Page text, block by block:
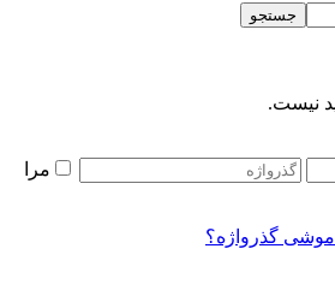
جستجو
نیست.
مرا
گذرواژه؟